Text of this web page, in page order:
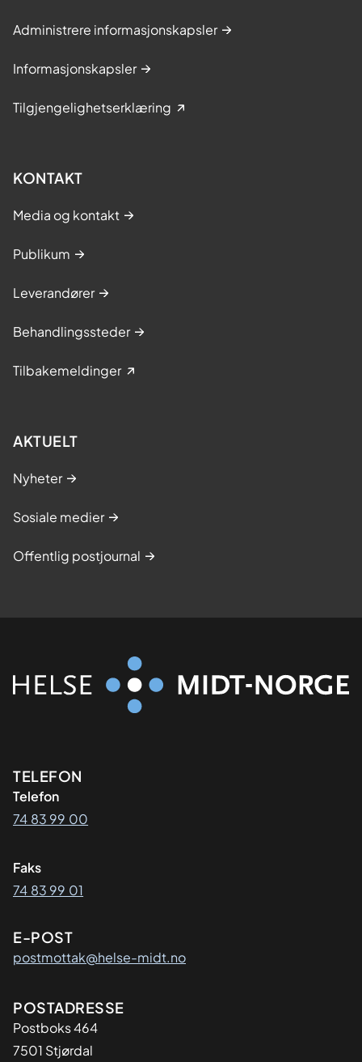
Administrere informasjonskapsler
Informasjonskapsler
Tilgjengelighetserklæring
KONTAKT
Media og kontakt
Publikum
Leverandører
Behandlingssteder
Tilbakemeldinger
AKTUELT
Nyheter
Sosiale medier
Offentlig postjournal
Kontaktinformasjon
TELEFON
Telefon
74 83 99 00
Faks
74 83 99 01
E-POST
postmottak@helse-midt.no
Adresse
POSTADRESSE
Postboks 464
7501 Stjørdal